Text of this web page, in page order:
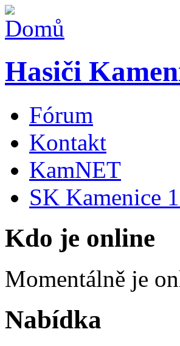
Hasiči
Fórum
Kontakt
KamNET
SK Kamenice
Kdo je online
Momentálně je
Nabídka